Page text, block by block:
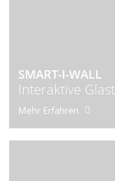
SMART-I-WALL
Interaktive
Mehr Erfahren